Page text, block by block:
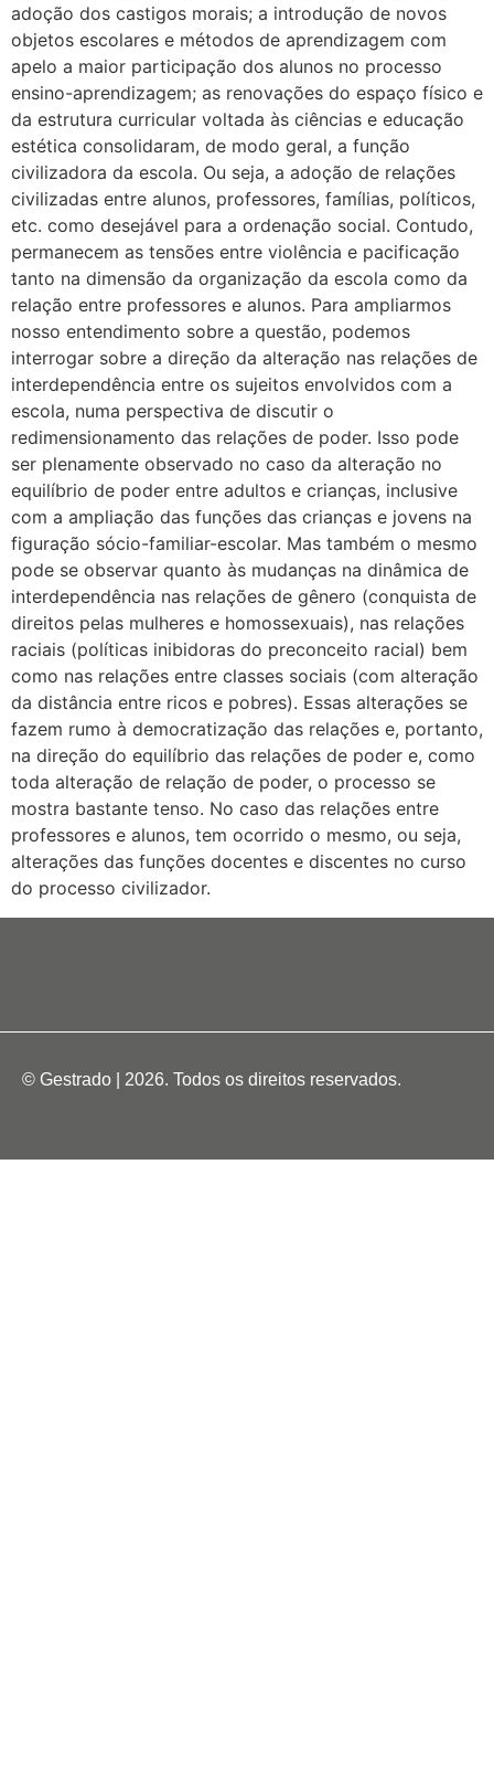
adoção dos castigos morais; a introdução de novos
objetos escolares e métodos de aprendizagem com
apelo a maior participação dos alunos no processo
ensino-aprendizagem; as renovações do espaço físico e
da estrutura curricular voltada às ciências e educação
estética consolidaram, de modo geral, a função
civilizadora da escola. Ou seja, a adoção de relações
civilizadas entre alunos, professores, famílias, políticos,
etc. como desejável para a ordenação social. Contudo,
permanecem as tensões entre violência e pacificação
tanto na dimensão da organização da escola como da
relação entre professores e alunos. Para ampliarmos
nosso entendimento sobre a questão, podemos
interrogar sobre a direção da alteração nas relações de
interdependência entre os sujeitos envolvidos com a
escola, numa perspectiva de discutir o
redimensionamento das relações de poder. Isso pode
ser plenamente observado no caso da alteração no
equilíbrio de poder entre adultos e crianças, inclusive
com a ampliação das funções das crianças e jovens na
figuração sócio-familiar-escolar. Mas também o mesmo
pode se observar quanto às mudanças na dinâmica de
interdependência nas relações de gênero (conquista de
direitos pelas mulheres e homossexuais), nas relações
raciais (políticas inibidoras do preconceito racial) bem
como nas relações entre classes sociais (com alteração
da distância entre ricos e pobres). Essas alterações se
fazem rumo à democratização das relações e, portanto,
na direção do equilíbrio das relações de poder e, como
toda alteração de relação de poder, o processo se
mostra bastante tenso. No caso das relações entre
professores e alunos, tem ocorrido o mesmo, ou seja,
alterações das funções docentes e discentes no curso
do processo civilizador.
© Gestrado | 2026. Todos os direitos reservados.